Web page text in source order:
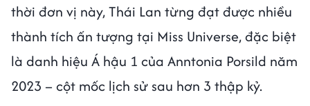
thời đơn vị này, Thái Lan từng đạt được nhiều
thành tích ấn tượng tại Miss Universe, đặc biệt
là danh hiệu Á hậu 1 của Anntonia Porsild năm
2023 – cột mốc lịch sử sau hơn 3 thập kỷ.